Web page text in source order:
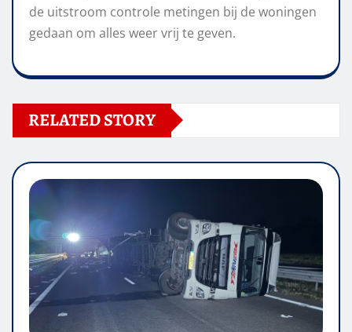
de uitstroom controle metingen bij de woningen
gedaan om alles weer vrij te geven.
RELATED STORY